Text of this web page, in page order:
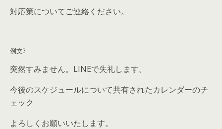
対応策についてご連絡ください。
例文3
突然すみません。LINEで失礼します。
今後のスケジュールについて共有されたカレンダーのチ
ェック
よろしくお願いいたします。